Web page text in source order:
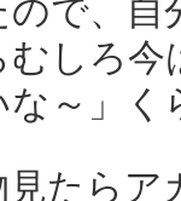
ので、
むしろ今
な～」
見たらア